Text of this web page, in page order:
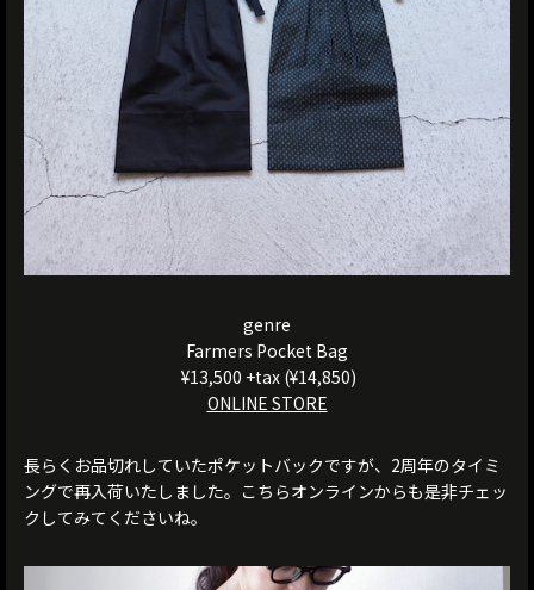
genre
Farmers Pocket Bag
¥13,500 +tax (¥14,850)
ONLINE STORE
長らくお品切れしていたポケットバックですが、2周年のタイミ
ングで再入荷いたしました。こちらオンラインからも是非チェッ
クしてみてくださいね。